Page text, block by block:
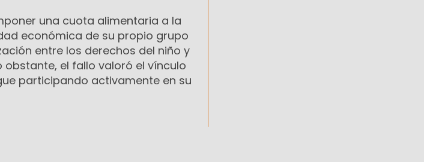
una cuota alimentaria a la
económica de su propio grupo
entre los derechos del niño y
obstante, el fallo valoró el vínculo
participando activamente en su